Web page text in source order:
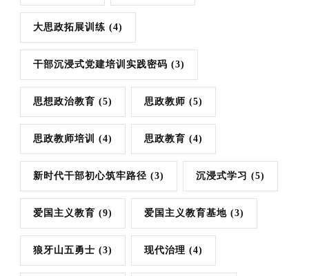
大思政拓展训练 (4)
干部沉浸式党建培训实践密码 (3)
思想政治教育 (5) 思政教师 (5)
思政教师培训 (4) 思政教育 (4)
新时代干部初心筑牢路径 (3) 沉浸式学习 (5)
爱国主义教育 (9) 爱国主义教育基地 (3)
狼牙山五勇士 (3) 现代治理 (4)